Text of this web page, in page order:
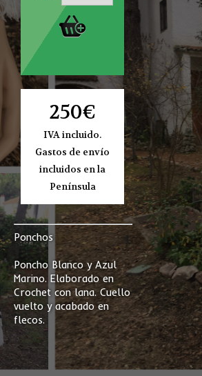
250€
IVA incluido.
Gastos de envío
incluidos en la
Península
Ponchos
Poncho Blanco y Azul
Marino. Elaborado en
Crochet con lana. Cuello
vuelto y acabado en
flecos.